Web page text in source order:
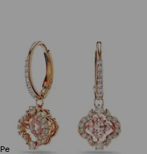
Pendants d'oreilles Una